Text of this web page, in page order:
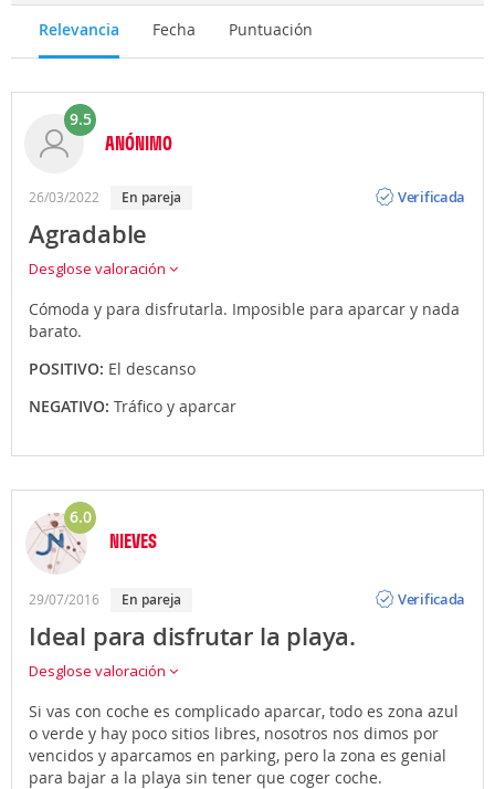
Relevancia Fecha Puntuación
9.5
ANÓNIMO
26/03/2022 en pareja
Verificada
Agradable
Desglose valoración
Cómoda y para disfrutarla. Imposible para aparcar y nada
barato.
POSITIVO: El descanso
NEGATIVO: Tráfico y aparcar
6.0
NIEVES
29/07/2016 en pareja
Verificada
Ideal para disfrutar la playa.
Desglose valoración
Si vas con coche es complicado aparcar, todo es zona azul
o verde y hay poco sitios libres, nosotros nos dimos por
vencidos y aparcamos en parking, pero la zona es genial
para bajar a la playa sin tener que coger coche.